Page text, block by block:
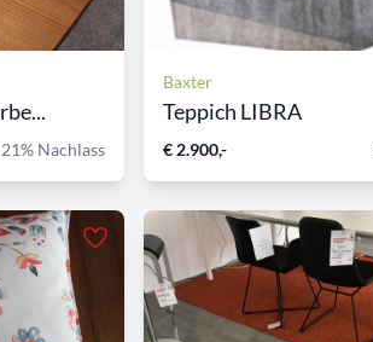
21% Nachlass
Baxter
Teppich LIBRA
€ 2.900,-